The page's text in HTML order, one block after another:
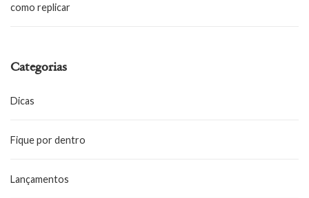
como replicar
Categorias
Dicas
Fique por dentro
Lançamentos